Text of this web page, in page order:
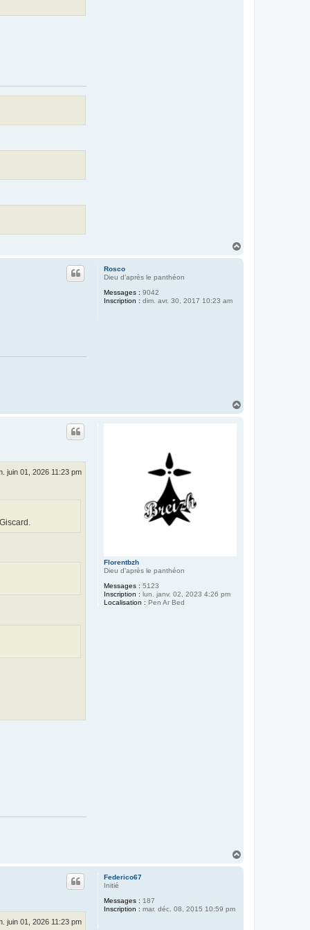
Rosco
Dieu d'après le panthéon
Messages : 9042
Inscription : dim. avr. 30, 2017 10:23 am
Florentbzh
Dieu d'après le panthéon
Messages : 5123
Inscription : lun. janv. 02, 2023 4:26 pm
Localisation : Pen Ar Bed
juin 01, 2026 11:23 pm
Federico67
Initié
Messages : 187
Inscription : mar. déc. 08, 2015 10:59 pm
juin 01, 2026 11:23 pm